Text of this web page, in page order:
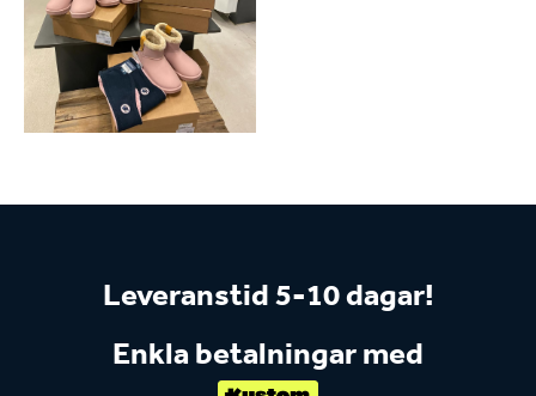
Leveranstid 5-10 dagar!
Enkla betalningar med